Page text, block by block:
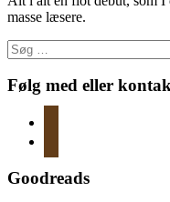
masse læsere.
Søg
efter:
Følg med eller
Goodreads